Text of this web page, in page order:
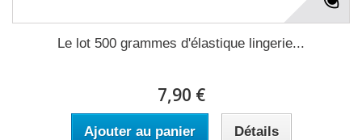
Le lot 500 grammes d'élastique lingerie...
7,90 €
Ajouter au panier Détails